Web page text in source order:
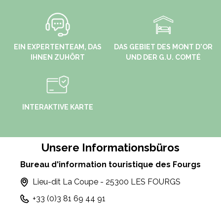
EIN EXPERTENTEAM, DAS
IHNEN ZUHÖRT
DAS GEBIET DES MONT D'OR
UND DER G.U. COMTÉ
INTERAKTIVE KARTE
Unsere Informationsbüros
Bureau d'information touristique des Fourgs
Lieu-dit La Coupe - 25300 LES FOURGS
+33 (0)3 81 69 44 91